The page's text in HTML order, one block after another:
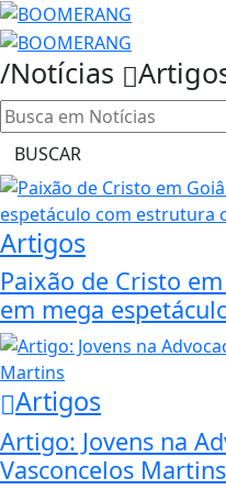
/Notícias
BUSCAR
Artigos
Paixão de Cristo
em mega
Artigos
Artigo: Jovens na
Vasconcelos Martins